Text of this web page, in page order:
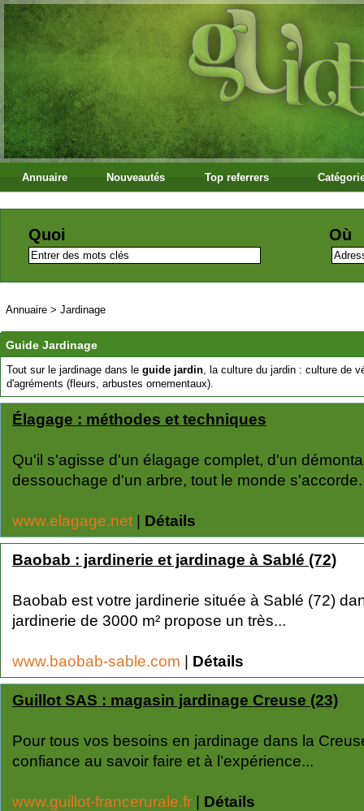
Annuaire Nouveautés Top referrers
Quoi Où
Annuaire > Jardinage
Guide Jardinage
Tout sur le jardinage dans le guide jardin, la culture du jardin : culture de
d'agréments (fleurs, arbustes ornementaux).
Élagage : méthodes et techniques
Qu'il s'agisse d'un élagage complet, d'un
dessouchage d'un arbre, tout le monde
www.elagage.net | Détails
Baobab : jardinerie et jardinage à Sablé (72)
Baobab est votre jardinerie située à Sablé (72)
jardinerie de 3000 m² propose un très...
www.baobab-sable.com | Détails
Guillot SAS : magasin jardinage Creuse (23)
Pour tous vos besoins en jardinage dans la
confiance au savoir faire et à l’expérience...
www.guillot-francerurale.fr | Détails